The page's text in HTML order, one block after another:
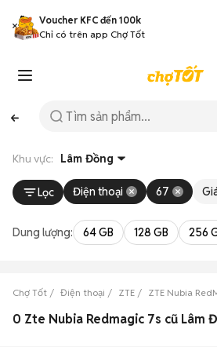
Voucher KFC đến 100k
Chỉ có trên app Chợ Tốt
Khu vực: Lâm Đồng
Lọc Điện thoại 67
Dung lượng: 64 GB 128 GB 256
Chợ Tốt Điện thoại ZTE ZTE Nubia
0 Zte Nubia Redmagic 7s cũ Lâm